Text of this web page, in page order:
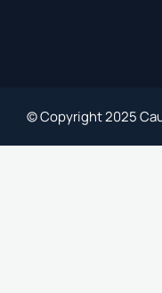
© Copyright 2025